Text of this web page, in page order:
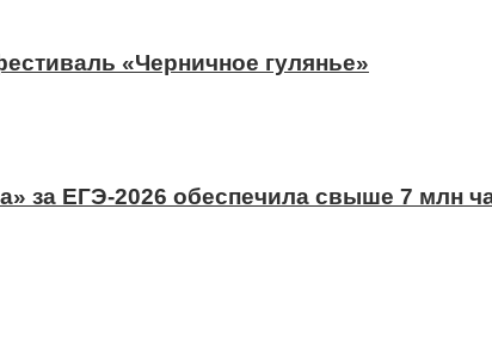
«Черничное гулянье»
за ЕГЭ-2026 обеспечила свыше 7 млн